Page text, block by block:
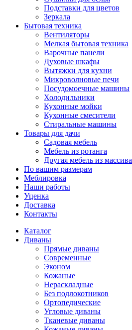
Подставки для цветов
Зеркала
Бытовая техника
Вентиляторы
Мелкая бытовая техника
Варочные панели
Духовые шкафы
Вытяжки для кухни
Микроволновые печи
Посудомоечные машины
Холодильники
Кухонные мойки
Кухонные смесители
Стиральные машины
Товары для дачи
Садовая мебель
Мебель из ротанга
Другая мебель из массива
По вашим размерам
Меблировка
Наши работы
Уценка
Доставка
Контакты
Каталог
Диваны
Прямые диваны
Современные
Эконом
Кожаные
Нераскладные
Без подлокотников
Ортопедические
Угловые диваны
Тканевые диваны